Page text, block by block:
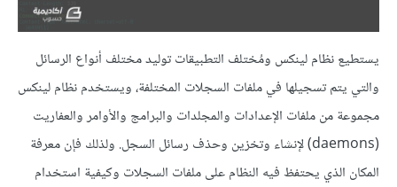
يستطيع نظام لينكس ومُختلف التطبيقات توليد مختلف أنواع الرسائل
والتي يتم تسجيلها في ملفات السجلات المختلفة، ويستخدم نظام لينكس
مجموعة من ملفات الإعدادات والمجلدات والبرامج والأوامر والعفاريت
(daemons) لإنشاء وتخزين وحذف رسائل السجل. ولذلك فإن معرفة
المكان الذي يحتفظ فيه النظام على ملفات السجلات وكيفية استخدام